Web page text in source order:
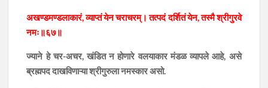
अखण्डमण्डलाकारं, व्याप्तं येन चराचरम्। तत्पदं दर्शितं येन, तस्मै श्रीगुरवे
नमः॥६७॥
ज्याने हे चर-अचर, खंडित न होणारे वलयाकार मंडळ व्यापले आहे, असे
ब्रह्मपद दाखविणाऱ्या श्रीगुरुला नमस्कार असो.